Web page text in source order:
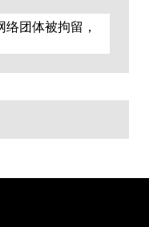
络团体被拘留，